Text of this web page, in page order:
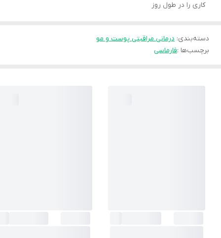
کاری را در طول روز
دسته‌بندی: درمانی مراقبتی پوست و مو
برچسب‌ها :فارماسی